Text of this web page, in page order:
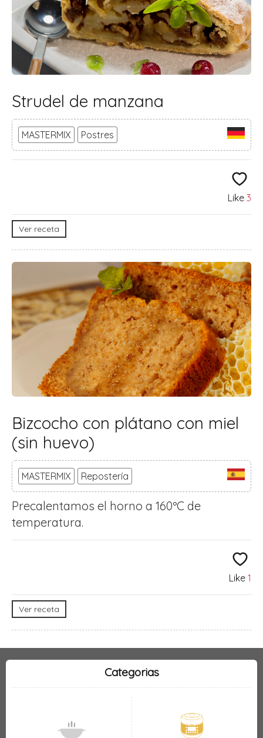
Strudel de manzana
MASTERMIX Postres
Like 3
Ver receta
Bizcocho con plátano con miel
(sin huevo)
MASTERMIX Repostería
Precalentamos el horno a 160ºC de
temperatura.
Like 1
Ver receta
Categorias